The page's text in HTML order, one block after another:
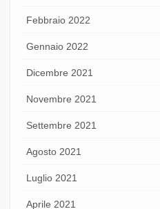
Febbraio 2022
Gennaio 2022
Dicembre 2021
Novembre 2021
Settembre 2021
Agosto 2021
Luglio 2021
Aprile 2021